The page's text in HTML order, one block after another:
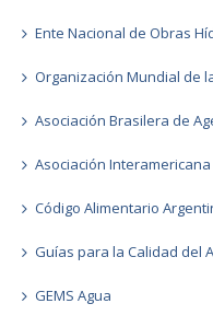
Ente Nacional de Obras
Organización Mundial de
Asociación Brasilera de
Asociación
Código Alimentario
Guías para la Calidad del
GEMS Agua